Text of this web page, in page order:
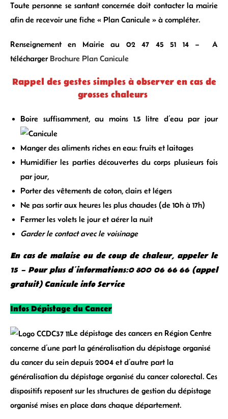
Toute personne se santant concernée doit contacter la mairie
afin de recevoir une fiche « Plan Canicule » à compléter.
Renseignement en Mairie au 02 47 45 51 14 – A
télécharger Brochure Plan Canicule
Rappel des gestes simples à observer en cas de
grosses chaleurs
Boire suffisamment, au moins 1.5 litre d’eau par jour
Manger des aliments riches en eau: fruits et laitages
Humidifier les parties découvertes du corps plusieurs fois
par jour,
Porter des vêtements de coton, clairs et légers
Ne pas sortir aux heures les plus chaudes (de 10h à 17h)
Fermer les volets le jour et aérer la nuit
Garder le contact avec le voisinage
En cas de malaise ou de coup de chaleur, appeler le
15 – Pour plus d’informations:0 800 06 66 66 (appel
gratuit) Canicule info Service
Infos Dépistage du Cancer
Le dépistage des cancers en Région Centre
concerne d’une part la généralisation du dépistage organisé
du cancer du sein depuis 2004 et d’autre part la
généralisation du dépistage organisé du cancer colorectal. Ces
dispositifs reposent sur les structures de gestion du dépistage
organisé mises en place dans chaque département.